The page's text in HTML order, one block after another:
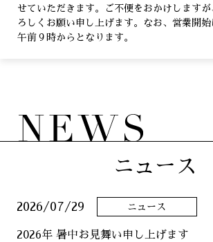
せていただきます。ご不便をおかけします
ろしくお願い申し上げます。なお、営業開始
午前９時からとなります。
ニュース
2026/07/29 ニュース
2026年 暑中お見舞い申し上げます